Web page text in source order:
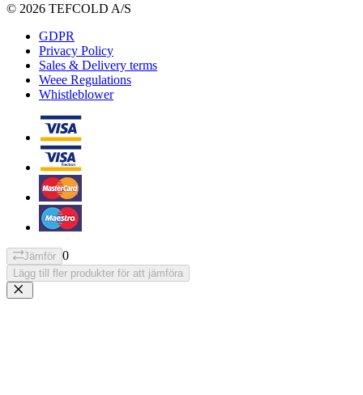
© 2026 TEFCOLD A/S
GDPR
Privacy Policy
Sales & Delivery terms
Weee Regulations
Whistleblower
Jämför 0
Lägg till fler produkter för att jämföra